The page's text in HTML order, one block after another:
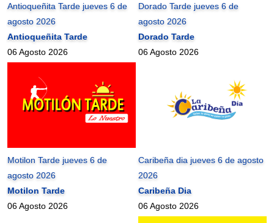
Antioqueñita Tarde jueves 6 de
agosto 2026
Antioqueñita Tarde
06 Agosto 2026
Dorado Tarde jueves 6 de
agosto 2026
Dorado Tarde
06 Agosto 2026
Motilon Tarde jueves 6 de
agosto 2026
Motilon Tarde
06 Agosto 2026
Caribeña dia jueves 6 de agosto
2026
Caribeña Dia
06 Agosto 2026